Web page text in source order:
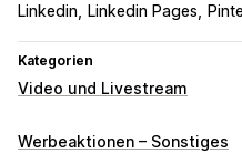
Linkedin
Linkedin Pages
Kategorien
Video und Livestream
Videoverwaltung
Werbeaktionen – Sonstiges